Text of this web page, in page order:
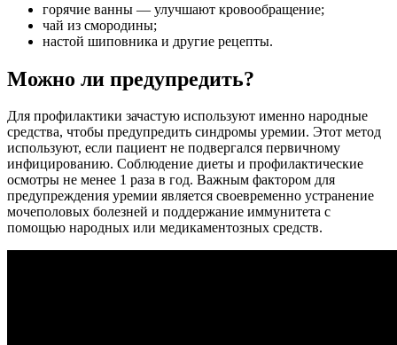
горячие ванны — улучшают кровообращение;
чай из смородины;
настой шиповника и другие рецепты.
Можно ли предупредить?
Для профилактики зачастую используют именно народные
средства, чтобы предупредить синдромы уремии. Этот метод
используют, если пациент не подвергался первичному
инфицированию. Соблюдение диеты и профилактические
осмотры не менее 1 раза в год. Важным фактором для
предупреждения уремии является своевременно устранение
мочеполовых болезней и поддержание иммунитета с
помощью народных или медикаментозных средств.